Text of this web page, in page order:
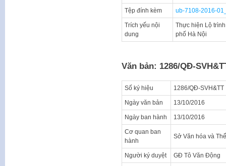
Tệp đính kèm ub-7108-2016-
Trích yếu nội
dung
Thực hiện Lộ
phố Hà Nội
Văn bản: 1286/QĐ-
Số ký hiệu 1286/QĐ-SVH&TT
Ngày văn bản 13/10/2016
Ngày ban hành 13/10/2016
Cơ quan ban
hành
Sở Văn hóa và
Người ký duyệt GĐ Tô Văn Động